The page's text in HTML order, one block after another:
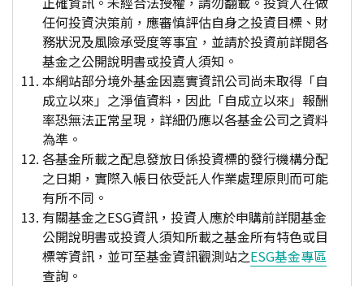
任何投資決策前，應審慎評估自身之投資目標、財
務狀況及風險承受度等事宜，並請於投資前詳閱各
基金之公開說明書或投資人須知。
本網站部分境外基金因嘉實資訊公司尚未取得「自
成立以來」之淨值資料，因此「自成立以來」報酬
率恐無法正常呈現，詳細仍應以各基金公司之資料
為準。
各基金所載之配息發放日係投資標的發行機構分配
之日期，實際入帳日依受託人作業處理原則而可能
有所不同。
有關基金之ESG資訊，投資人應於申購前詳閱基金
公開說明書或投資人須知所載之基金所有特色或目
標等資訊，並可至基金資訊觀測站之ESG基金專區
查詢。